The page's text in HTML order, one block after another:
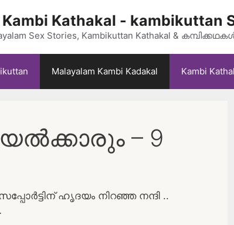
Kathakal - kambikuttan
Sex Stories, Kambikuttan Kathakal &
Malayalam Kambi Kadakal Kambi
– 9
ഹൃദയം നിറഞ്ഞ നന്ദി ..